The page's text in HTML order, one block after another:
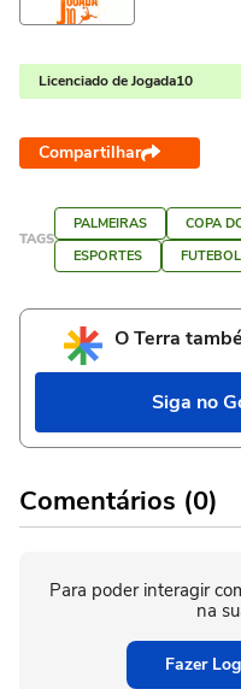
Licenciado de Jogada10
Compartilhar
TAGS
PALMEIRAS COPA
ESPORTES
FUTEBOL
O Terra
Siga no
Comentários (0)
Para poder interagir
na
Fazer